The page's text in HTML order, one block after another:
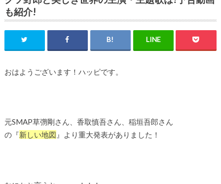
も紹介!
おはようございます！ハッピです。
元SMAP草彅剛さん、香取慎吾さん、稲垣吾郎さん
の『新しい地図 』より重大発表がありました！